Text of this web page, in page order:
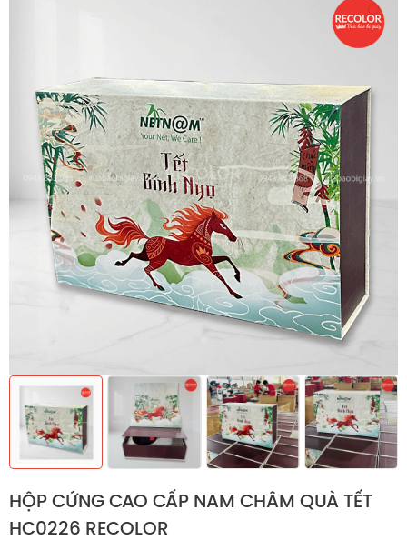
HỘP CỨNG CAO CẤP NAM CHÂM QUÀ TẾT
HC0226 RECOLOR